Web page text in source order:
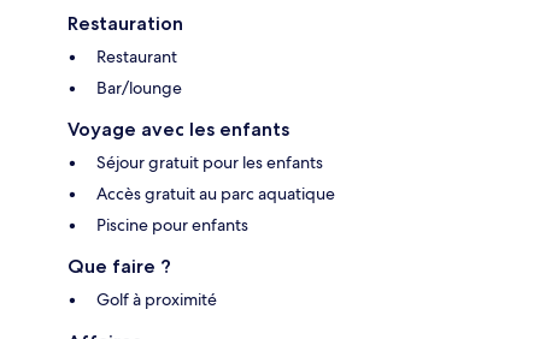
Restauration
Restaurant
Bar/lounge
Voyage avec les enfants
Séjour gratuit pour les enfants
Accès gratuit au parc aquatique
Piscine pour enfants
Que faire ?
Golf à proximité